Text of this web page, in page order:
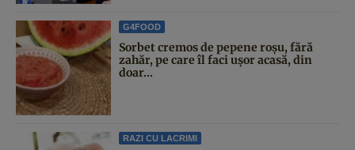
G4FOOD
Sorbet cremos de pepene roșu, fără
zahăr, pe care îl faci ușor acasă, din
doar...
RAZI CU LACRIMI